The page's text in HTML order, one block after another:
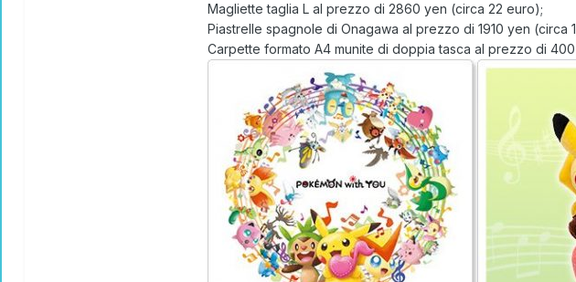
Magliette taglia L al prezzo di 2860 yen (circa 22 euro);
Piastrelle spagnole di Onagawa al prezzo di 1910 yen (circa
Carpette formato A4 munite di doppia tasca al prezzo di